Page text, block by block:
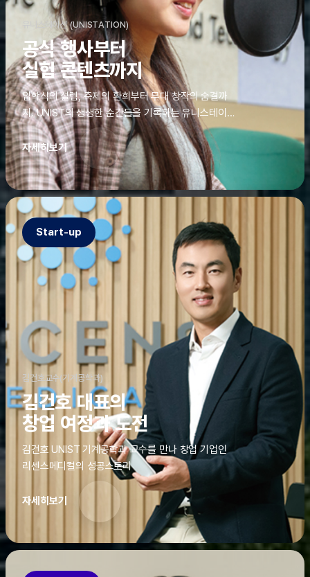
유니스테이션 (UNISTATION)
공식 행사부터
실험 콘텐츠까지
입학식의 설렘, 축제의 환희부터 무대 창작의 숨결까
지. UNIST의 생생한 순간들을 기록하는 유니스테이션
에는 청춘의 열정과 땀이 고스란히 쌓여 있었다. 그 기
록을 위해 편집실은 밤새 불을 밝히기도, 국원들은 소
파에 몸을 떨군 채 쪽잠을 자기도 한다. 이렇듯, 유니스
테이션의 성실한 기록이 있어, UNIST의 이야기는 오
늘도 새로운 빛으로 반짝일 수 있다.
자세히보기
Start-up
김건호교수(기계공학과)
김건호 대표의
창업 여정과 도전
김건호 UNIST 기계공학과 교수를 만나 창업 기업인
리센스메디컬의 성공스토리
자세히보기